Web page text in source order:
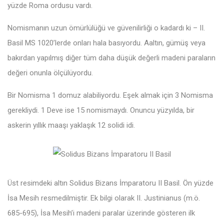
yüzde Roma ordusu vardı.
Nomismanın uzun ömürlülüğü ve güvenilirliği o kadardı ki – II.
Basil MS 1020’lerde onları hala basıyordu. Aaltın, gümüş veya
bakırdan yapılmış diğer tüm daha düşük değerli madeni paraların
değeri onunla ölçülüyordu.
Bir Nomisma 1 domuz alabiliyordu. Eşek almak için 3 Nomisma
gerekliydi. 1 Deve ise 15 nomismaydı. Onuncu yüzyılda, bir
askerin yıllık maaşı yaklaşık 12 solidi idi.
Üst resimdeki altın Solidus Bizans İmparatoru II Basil. Ön yüzde
İsa Mesih resmedilmiştir. Ek bilgi olarak II. Justinianus (m.ö.
685-695), İsa Mesih’i madeni paralar üzerinde gösteren ilk